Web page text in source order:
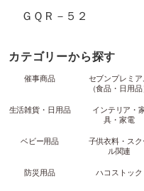
ＧＱＲ－５２
カテゴリーから探す
催事商品
セブンプレミア
（食品・日用品
生活雑貨・日用品
インテリア・
具・家電
ベビー用品
子供衣料・スク
ル関連
防災用品 ハコストック